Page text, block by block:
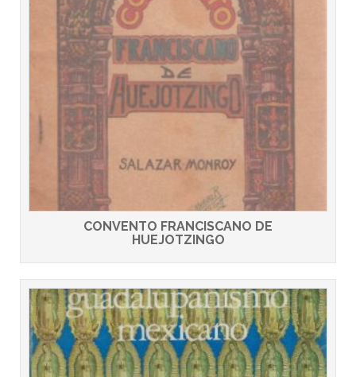
CONVENTO FRANCISCANO DE
HUEJOTZINGO